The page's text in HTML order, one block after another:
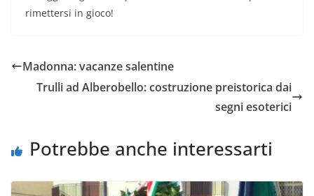
rimettersi in gioco!
Madonna: vacanze salentine
Trulli ad Alberobello: costruzione preistorica dai
segni esoterici
Potrebbe anche interessarti